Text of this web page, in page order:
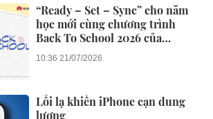
“Ready – Set – Sync” cho năm
học mới cùng chương trình
Back To School 2026 của
Huawei
10:36 21/07/2026
Lỗi lạ khiến iPhone cạn dung
lượng